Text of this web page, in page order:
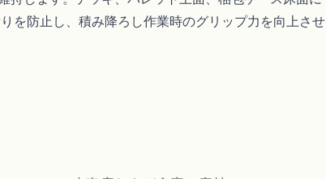
を防止し、積み降ろし作業時のグリップ力を向上させ